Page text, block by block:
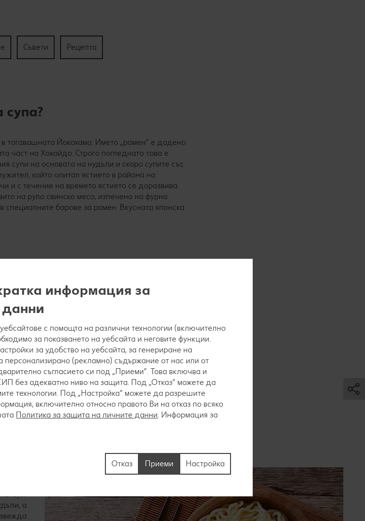
Съвети Рецепта
тогавашната Йокохама. Името „рамен“ е дадено
част на Хокайдо. Строго погледнато това е
супи на основата на нудъли и скоро супите със
който опитал ястието в района на
и с течение на времето ястието се доразвива.
на руло свинско месо, изпечено на фурна.
специалните барове за рамен. Вкусната японска
рамен
шою, тонкоцу или мисо. Можем да прочетем
част на супата. Освен нудъли, специалната
и бобови кълнове. В рамен супата често
нарязано свинско месо илитофу,
значение се отдава на красивото
а и за очите.
му
а
информация за
с помощта на различни технологии (включително
за показването на уебсайта и неговите функции.
за удобство на уебсайта, за генериране на
персонализирано (рекламно) съдържание от нас или от
съгласието си под „Приеми“. Това включва и
без адекватно ниво на защита. Под „Отказ“ можете да
технологии. Под „Настройка“ можете да разрешите
включително относно правото Ви на отказ по всяко
Политика за защита на личните данни. Информация за
Настройка
Отказ Приеми